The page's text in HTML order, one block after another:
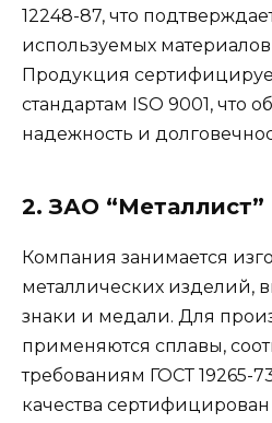
12248-87, что
используемых
Продукция
стандартам ISO 9001, что
надежность и
2. ЗАО “Металлист”
Компания занимается
металлических изделий,
знаки и медали. Для
применяются сплавы,
требованиям ГОСТ 19265-
качества сертифицирован